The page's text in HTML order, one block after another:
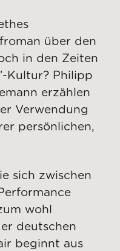
über den
in den Zeiten
Kultur? Philipp
erzählen
Verwendung
persönlichen,
sich zwischen
wohl
deutschen
beginnt aus